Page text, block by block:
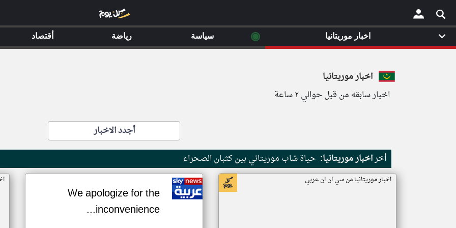
×
اخبار موريتانيا
اخبار سابقه من قبل حوالي ٢ ساعة
أجدد الاخبار
أخراخبار موريتانيا: حياة شاب موريتاني بين كثبان الصحراء
اخبار موريتانيا من سي ان ان عربي
We apologize for the
inconvenience...
اخبار موريتانيا ◉ سياسة رياضة أقتصاد